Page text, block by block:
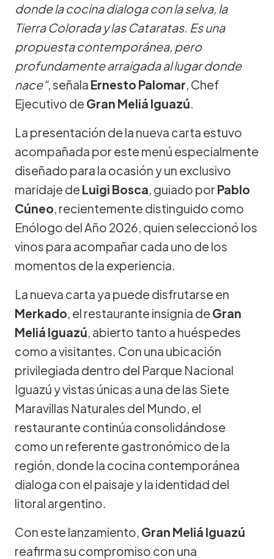
donde la cocina dialoga con la selva, la
Tierra Colorada y las Cataratas. Es una
propuesta contemporánea, pero
profundamente arraigada al lugar donde
nace", señala Ernesto Palomar, Chef
Ejecutivo de Gran Meliá Iguazú.
La presentación de la nueva carta estuvo
acompañada por este menú especialmente
diseñado para la ocasión y un exclusivo
maridaje de Luigi Bosca, guiado por Pablo
Cúneo, recientemente distinguido como
Enólogo del Año 2026, quien seleccionó los
vinos para acompañar cada uno de los
momentos de la experiencia.
La nueva carta ya puede disfrutarse en
Merkado, el restaurante insignia de Gran
Meliá Iguazú, abierto tanto a huéspedes
como a visitantes. Con una ubicación
privilegiada dentro del Parque Nacional
Iguazú y vistas únicas a una de las Siete
Maravillas Naturales del Mundo, el
restaurante continúa consolidándose
como un referente gastronómico de la
región, donde la cocina contemporánea
dialoga con el paisaje y la identidad del
litoral argentino.
Con este lanzamiento, Gran Meliá Iguazú
reafirma su compromiso con una